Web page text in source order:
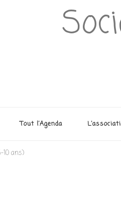
Tout l’Agenda
10 ans)